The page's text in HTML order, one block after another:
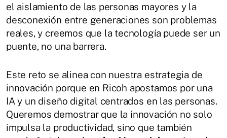
el aislamiento de las personas mayores y la
desconexión entre generaciones son problemas
reales, y creemos que la tecnología puede ser un
puente, no una barrera.
Este reto se alinea con nuestra estrategia de
innovación porque en Ricoh apostamos por una
IA y un diseño digital centrados en las personas.
Queremos demostrar que la innovación no solo
impulsa la productividad, sino que también